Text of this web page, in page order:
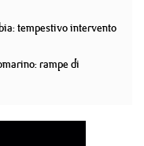
tempestivo intervento
rampe di